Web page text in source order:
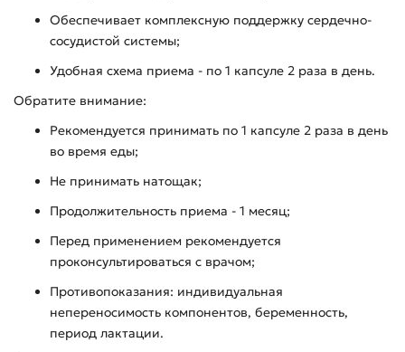
Обеспечивает комплексную поддержку сердечно-
сосудистой системы;
Удобная схема приема - по 1 капсуле 2 раза в день.
Обратите внимание:
Рекомендуется принимать по 1 капсуле 2 раза в день
во время еды;
Не принимать натощак;
Продолжительность приема - 1 месяц;
Перед применением рекомендуется
проконсультироваться с врачом;
Противопоказания: индивидуальная
непереносимость компонентов, беременность,
период лактации.